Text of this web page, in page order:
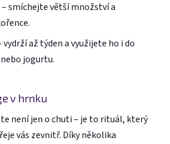
– smíchejte větší množství a
vydrží až týden a využijete ho i do
jogurtu.
v hrnku
není jen o chuti – je to rituál, který
vás zevnitř. Díky několika